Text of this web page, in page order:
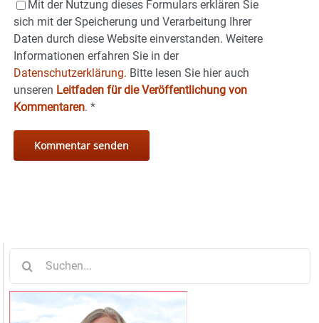
Mit der Nutzung dieses Formulars erklären Sie
sich mit der Speicherung und Verarbeitung Ihrer
Daten durch diese Website einverstanden. Weitere
Informationen erfahren Sie in der
Datenschutzerklärung. Bitte lesen Sie hier auch
unseren Leitfaden für die Veröffentlichung von
Kommentaren. *
nach: